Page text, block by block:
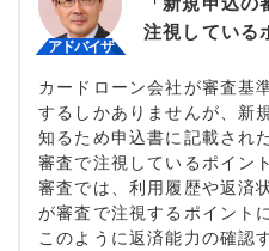
注視している
カードローン会社が審査基
するしかありませんが、新
知るため申込書に記載され
審査で注視しているポイン
審査では、利用履歴や返済
が審査で注視するポイント
このように返済能力の確認